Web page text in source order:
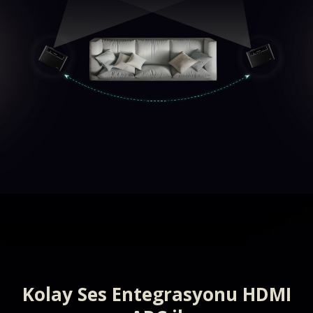
Kolay Ses Entegrasyonu​ HDMI